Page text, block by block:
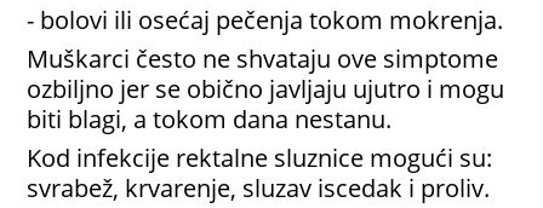
- bolovi ili osećaj pečenja tokom mokrenja.
Muškarci često ne shvataju ove simptome
ozbiljno jer se obično javljaju ujutro i mogu
biti blagi, a tokom dana nestanu.
Kod infekcije rektalne sluznice mogući su:
svrabež, krvarenje, sluzav iscedak i proliv.